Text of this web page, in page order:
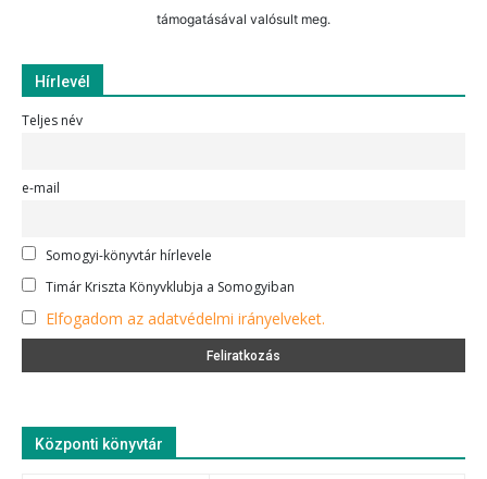
támogatásával valósult meg.
Hírlevél
Teljes név
e-mail
Somogyi-könyvtár hírlevele
Timár Kriszta Könyvklubja a Somogyiban
Elfogadom az adatvédelmi irányelveket.
Központi könyvtár